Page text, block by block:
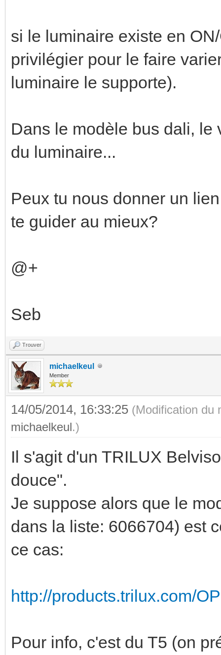
si le luminaire existe en
privilégier pour le faire
luminaire le supporte).
Dans le modèle bus dali, le
du luminaire...
Peux tu nous donner un
te guider au mieux?
@+
Seb
Trouver
michaelkeul
Member
14/05/2014, 16:33:25 (Modification du
michaelkeul.)
Il s'agit d'un TRILUX
douce".
Je suppose alors que le
dans la liste: 6066704) est
ce cas:
http://products.trilux.com/
Pour info, c'est du T5 (on